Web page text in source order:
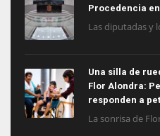
Procedencia
Las diputadas y
Una silla de
Flor Alondra:
responden a
La sonrisa de